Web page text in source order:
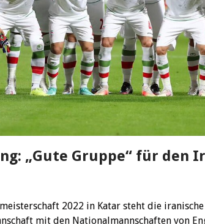
„Gute Gruppe“ für den
2022 in Katar steht die iranische
mit den Nationalmannschaften von